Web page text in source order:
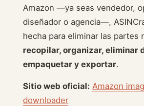
Amazon —ya seas vendedor,
diseñador o agencia—,
hecha para eliminar las partes
recopilar, organizar, eliminar
empaquetar y exportar.
Sitio web oficial: Amazon
downloader